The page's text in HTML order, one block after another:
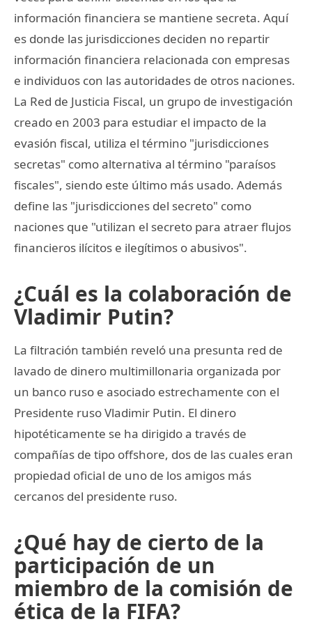
información financiera se mantiene secreta. Aquí
es donde las jurisdicciones deciden no repartir
información financiera relacionada con empresas
e individuos con las autoridades de otros naciones.
La Red de Justicia Fiscal, un grupo de investigación
creado en 2003 para estudiar el impacto de la
evasión fiscal, utiliza el término "jurisdicciones
secretas" como alternativa al término "paraísos
fiscales", siendo este último más usado. Además
define las "jurisdicciones del secreto" como
naciones que "utilizan el secreto para atraer flujos
financieros ilícitos e ilegítimos o abusivos".
¿Cuál es la colaboración de
Vladimir Putin?
La filtración también reveló una presunta red de
lavado de dinero multimillonaria organizada por
un banco ruso e asociado estrechamente con el
Presidente ruso Vladimir Putin. El dinero
hipotéticamente se ha dirigido a través de
compañías de tipo offshore, dos de las cuales eran
propiedad oficial de uno de los amigos más
cercanos del presidente ruso.
¿Qué hay de cierto de la
participación de un
miembro de la comisión de
ética de la FIFA?